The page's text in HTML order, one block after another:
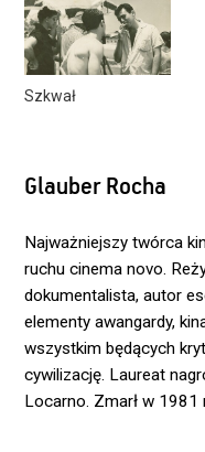
Szkwał
Glauber Rocha
Najważniejszy twórca
ruchu cinema novo.
dokumentalista, autor
elementy awangardy,
wszystkim będących
cywilizację. Laureat
Locarno. Zmarł w 1981